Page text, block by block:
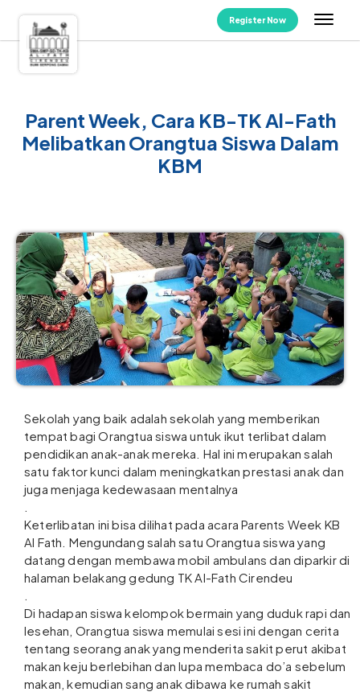
Register Now
Parent Week, Cara KB-TK Al-Fath
Melibatkan Orangtua Siswa Dalam
KBM
Sekolah yang baik adalah sekolah yang memberikan
tempat bagi Orangtua siswa untuk ikut terlibat dalam
pendidikan anak-anak mereka. Hal ini merupakan salah
satu faktor kunci dalam meningkatkan prestasi anak dan
juga menjaga kedewasaan mentalnya
Keterlibatan ini bisa dilihat pada acara Parents Week KB
Al Fath. Mengundang salah satu Orangtua siswa yang
datang dengan membawa mobil ambulans dan diparkir di
halaman belakang gedung TK Al-Fath Cirendeu
Di hadapan siswa kelompok bermain yang duduk rapi dan
lesehan, Orangtua siswa memulai sesi ini dengan cerita
tentang seorang anak yang menderita sakit perut akibat
makan keju berlebihan dan lupa membaca do’a sebelum
makan, kemudian sang anak dibawa ke rumah sakit